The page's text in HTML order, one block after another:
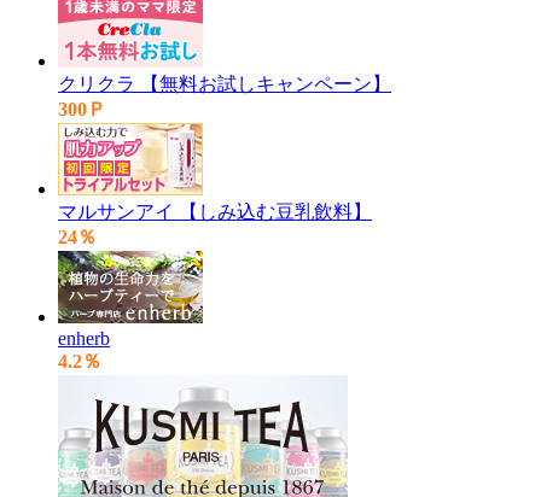
クリクラ 【無料お試しキャンペーン】
300Ｐ
マルサンアイ 【しみ込む豆乳飲料】
24％
enherb
4.2％